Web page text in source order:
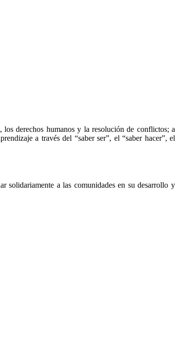
derechos humanos y la resolución de conflictos; a
a través del “saber ser”, el “saber hacer”, el
solidariamente a las comunidades en su desarrollo y